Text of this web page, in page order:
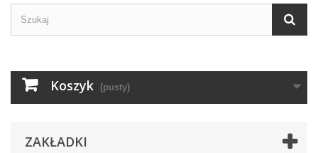
Koszyk (pusty)
ZAKŁADKI